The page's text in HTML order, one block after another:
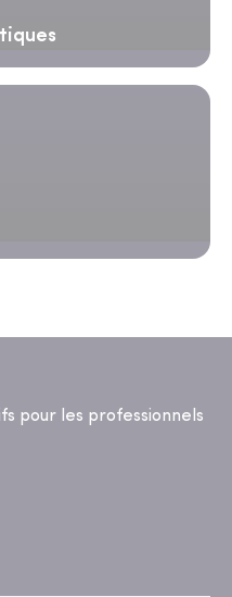
pour les professionnels